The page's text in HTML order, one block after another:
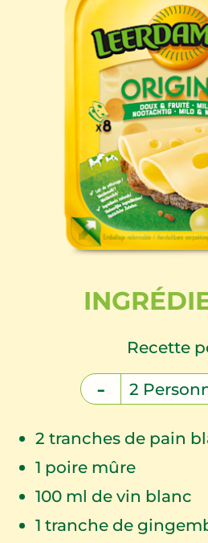
Recette
- 2
2 tranches de pain
1 poire mûre
100ml de vin blanc
1 tranche de